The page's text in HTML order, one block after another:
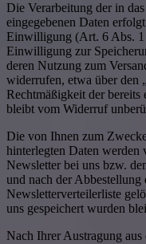
Die Verarbeitung der in
eingegebenen Daten
Einwilligung (Art. 6 Abs.
Einwilligung zur
deren Nutzung zum
widerrufen, etwa über den
Rechtmäßigkeit der
bleibt vom Widerruf
Die von Ihnen zum
hinterlegten Daten werden
Newsletter bei uns bzw.
und nach der Abbestellung
Newsletterverteilerliste
uns gespeichert wurden
Nach Ihrer Austragung